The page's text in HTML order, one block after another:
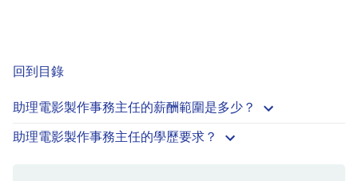
回到目錄
助理電影製作事務主任的薪酬範圍是多少？
助理電影製作事務主任的學歷要求？